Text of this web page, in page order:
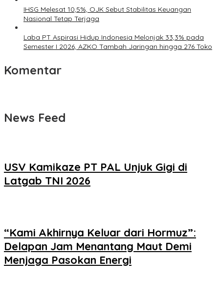
IHSG Melesat 10,5%, OJK Sebut Stabilitas Keuangan
Nasional Tetap Terjaga
Laba PT Aspirasi Hidup Indonesia Melonjak 33,3% pada
Semester I 2026, AZKO Tambah Jaringan hingga 276 Toko
Komentar
News Feed
USV Kamikaze PT PAL Unjuk Gigi di
Latgab TNI 2026
“Kami Akhirnya Keluar dari Hormuz”:
Delapan Jam Menantang Maut Demi
Menjaga Pasokan Energi